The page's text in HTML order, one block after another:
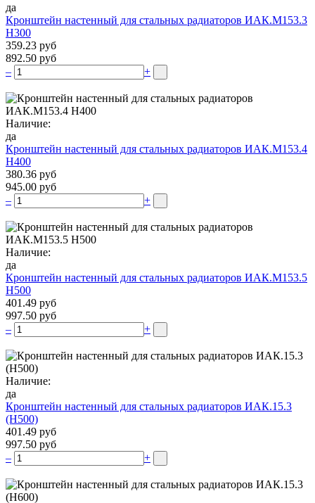
да
Кронштейн настенный для стальных радиаторов ИАК.М153.3
Н300
359.23 руб
892.50 руб
–
+
Наличие:
да
Кронштейн настенный для стальных радиаторов ИАК.М153.4
Н400
380.36 руб
945.00 руб
–
+
Наличие:
да
Кронштейн настенный для стальных радиаторов ИАК.М153.5
Н500
401.49 руб
997.50 руб
–
+
Наличие:
да
Кронштейн настенный для стальных радиаторов ИАК.15.3
(H500)
401.49 руб
997.50 руб
–
+